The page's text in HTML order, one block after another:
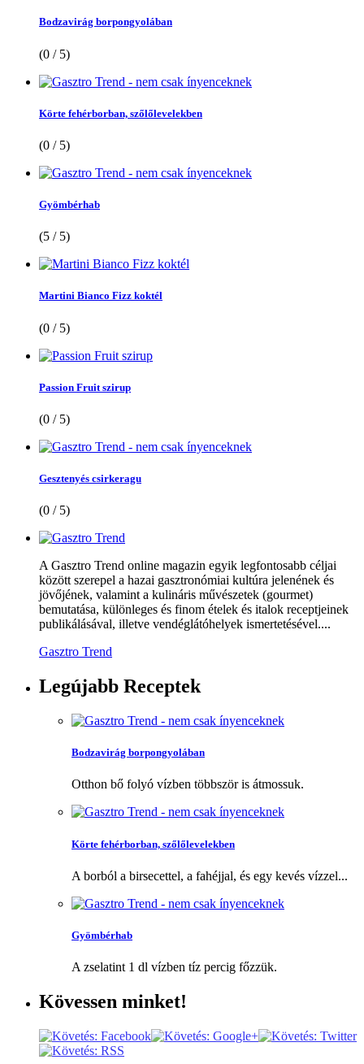
Bodzavirág borpongyolában
(0 / 5)
Körte fehérborban, szőlőlevelekben
(0 / 5)
Gyömbérhab
(5 / 5)
Martini Bianco Fizz koktél
(0 / 5)
Passion Fruit szirup
(0 / 5)
Gesztenyés csirkeragu
(0 / 5)
A Gasztro Trend online magazin egyik legfontosabb céljai
között szerepel a hazai gasztronómiai kultúra jelenének és
jövőjének, valamint a kulináris művészetek (gourmet)
bemutatása, különleges és finom ételek és italok receptjeinek
publikálásával, illetve vendéglátóhelyek ismertetésével....
Gasztro Trend
Legújabb Receptek
Bodzavirág borpongyolában
Otthon bő folyó vízben többször is átmossuk.
Körte fehérborban, szőlőlevelekben
A borból a birsecettel, a fahéjjal, és egy kevés vízzel...
Gyömbérhab
A zselatint 1 dl vízben tíz percig főzzük.
Kövessen minket!